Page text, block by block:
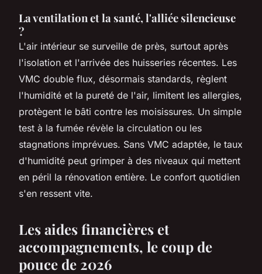
La ventilation et la santé, l'alliée silencieuse
?
L'air intérieur se surveille de près, surtout après
l'isolation et l'arrivée des huisseries récentes. Les
VMC double flux, désormais standards, règlent
l'humidité et la pureté de l'air, limitent les allergies,
protègent le bâti contre les moisissures. Un simple
test à la fumée révèle la circulation ou les
stagnations imprévues. Sans VMC adaptée, le taux
d'humidité peut grimper à des niveaux qui mettent
en péril la rénovation entière. Le confort quotidien
s'en ressent vite.
Les aides financières et
accompagnements, le coup de
pouce de 2026